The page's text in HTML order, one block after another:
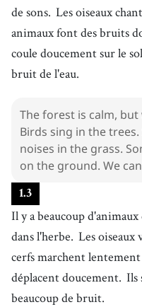
de sons. Les oiseaux
animaux font des bruits
coule doucement sur le
bruit de l'eau.
The forest is calm,
Birds sing in the
noises in the grass.
on the ground. We
1.3
Il y a beaucoup
dans l'herbe. Les oiseaux
cerfs marchent
déplacent doucement. Ils
beaucoup de bruit.